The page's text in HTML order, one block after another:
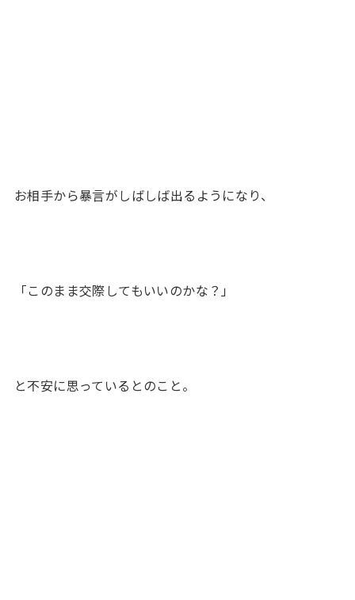
お相手から暴言がしばしば出るようになり、
「このまま交際してもいいのかな？」
と不安に思っているとのこと。